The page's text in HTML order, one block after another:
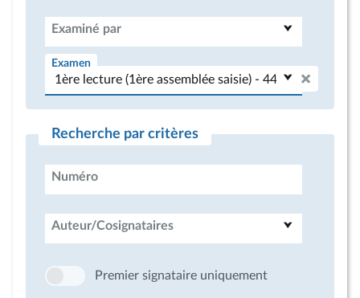
Examiné par
Examen
Recherche par critères
Numéro
Auteur/Cosignataires
Premier signataire uniquement